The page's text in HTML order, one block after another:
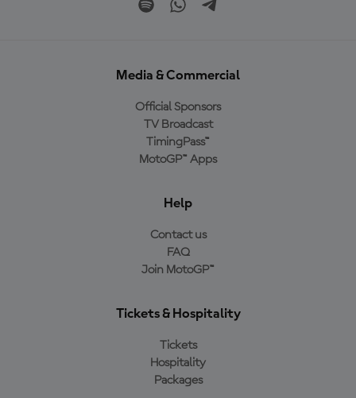
Media & Commercial
Official Sponsors
TV Broadcast
TimingPass™
MotoGP™ Apps
Help
Contact us
FAQ
Join MotoGP™
Tickets & Hospitality
Tickets
Hospitality
Packages